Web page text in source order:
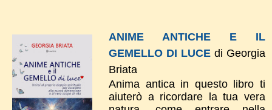
ANIME ANTICHE E IL
GEMELLO DI LUCE di Georgia
Briata
Anima antica in questo libro ti
aiuterò a ricordare la tua vera